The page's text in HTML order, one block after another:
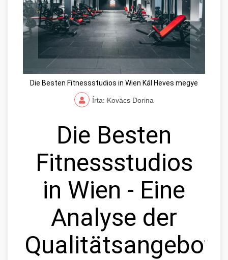
Die Besten Fitnessstudios in Wien Kál Heves megye
Írta: Kovács Dorina
Die Besten
Fitnessstudios
in Wien - Eine
Analyse der
Qualitätsangebote